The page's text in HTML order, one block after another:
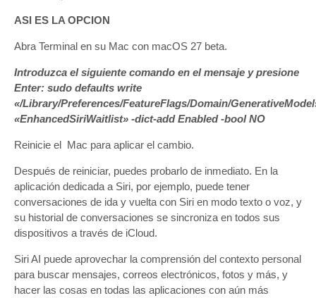
ASI ES LA OPCION
Abra Terminal en su Mac con macOS 27 beta.
Introduzca el siguiente comando en el mensaje y presione
Enter: sudo defaults write
«/Library/Preferences/FeatureFlags/Domain/
«EnhancedSiriWaitlist» -dict-add Enabled -bool NO
Reinicie el Mac para aplicar el cambio.
Después de reiniciar, puedes probarlo de inmediato. En la
aplicación dedicada a Siri, por ejemplo, puede tener
conversaciones de ida y vuelta con Siri en modo texto o voz, y
su historial de conversaciones se sincroniza en todos sus
dispositivos a través de iCloud.
Siri AI puede aprovechar la comprensión del contexto personal
para buscar mensajes, correos electrónicos, fotos y más, y
hacer las cosas en todas las aplicaciones con aún más